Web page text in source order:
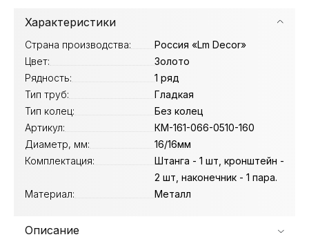
Характеристики
Страна производства:
Россия «Lm Decor»
Цвет:
Золото
Рядность:
1 ряд
Тип труб:
Гладкая
Тип колец:
Без колец
Артикул:
КМ-161-066-0510-160
Диаметр, мм:
16/16мм
Комплектация:
Штанга - 1 шт, кронштейн -
2 шт, наконечник - 1 пара.
Материал:
Металл
Описание